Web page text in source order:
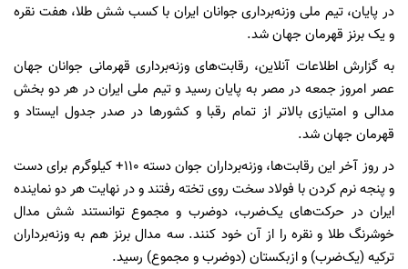
در پایان، تیم ملی وزنه‌برداری جوانان ایران با کسب شش طلا، هفت نقره
و یک برنز قهرمان جهان شد.
به گزارش اطلاعات آنلاین، رقابت‌های وزنه‌برداری قهرمانی جوانان جهان
عصر امروز جمعه در مصر به پایان رسید و تیم ملی ایران در هر دو بخش
مدالی و امتیازی بالاتر از تمام رقبا و کشورها در صدر جدول ایستاد و
قهرمان جهان شد.
در روز آخر این رقابت‌ها، وزنه‌برداران جوان دسته ۱۱۰+ کیلوگرم برای دست
و پنجه نرم کردن با فولاد سخت روی تخته رفتند و در نهایت هر دو نماینده
ایران در حرکت‌های یک‌ضرب، دوضرب و مجموع توانستند شش مدال
خوشرنگ طلا و نقره را از آن خود کنند. سه مدال برنز هم به وزنه‌برداران
ترکیه (یک‌ضرب) و ازبکستان (دوضرب و مجموع) رسید.